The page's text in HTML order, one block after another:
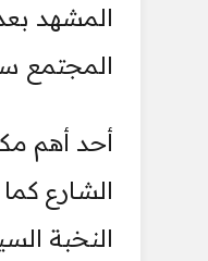
المشهد
المجتمع
أحد أهم
الشارع
النخبة